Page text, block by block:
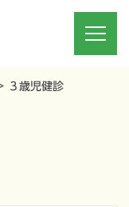
３歳児健診